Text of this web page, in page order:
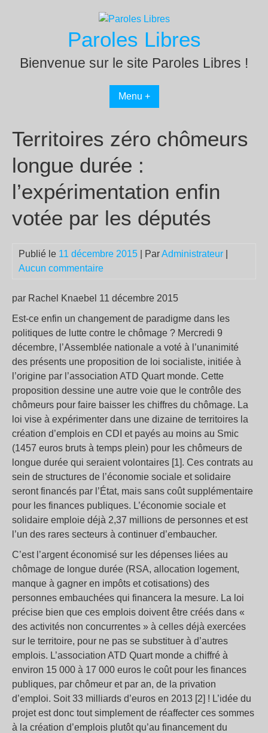
Paroles Libres
Bienvenue sur le site Paroles Libres !
Menu +
Territoires zéro chômeurs
longue durée :
l’expérimentation enfin
votée par les députés
Publié le 11 décembre 2015 | ParAdministrateur
Aucun commentaire
par Rachel Knaebel 11 décembre 2015
Est-ce enfin un changement de paradigme dans les
politiques de lutte contre le chômage ? Mercredi 9
décembre, l’Assemblée nationale a voté à l’unanimité
des présents une proposition de loi socialiste, initiée à
l’origine par l’association ATD Quart monde. Cette
proposition dessine une autre voie que le contrôle des
chômeurs pour faire baisser les chiffres du chômage. La
loi vise à expérimenter dans une dizaine de territoires la
création d’emplois en CDI et payés au moins au Smic
(1457 euros bruts à temps plein) pour les chômeurs de
longue durée qui seraient volontaires [1]. Ces contrats au
sein de structures de l’économie sociale et solidaire
seront financés par l’État, mais sans coût supplémentaire
pour les finances publiques. L’économie sociale et
solidaire emploie déjà 2,37 millions de personnes et est
l’un des rares secteurs à continuer d’embaucher.
C’est l’argent économisé sur les dépenses liées au
chômage de longue durée (RSA, allocation logement,
manque à gagner en impôts et cotisations) des
personnes embauchées qui financera la mesure. La loi
précise bien que ces emplois doivent être créés dans «
des activités non concurrentes » à celles déjà exercées
sur le territoire, pour ne pas se substituer à d’autres
emplois. L’association ATD Quart monde a chiffré à
environ 15 000 à 17 000 euros le coût pour les finances
publiques, par chômeur et par an, de la privation
d’emploi. Soit 33 milliards d’euros en 2013 [2] ! L’idée du
projet est donc tout simplement de réaffecter ces sommes
à la création d’emplois plutôt qu’au financement du